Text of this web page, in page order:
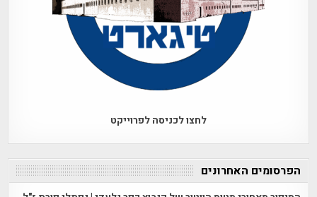
לחצו לכניסה לפרוייקט
הפרסומים האחרונים